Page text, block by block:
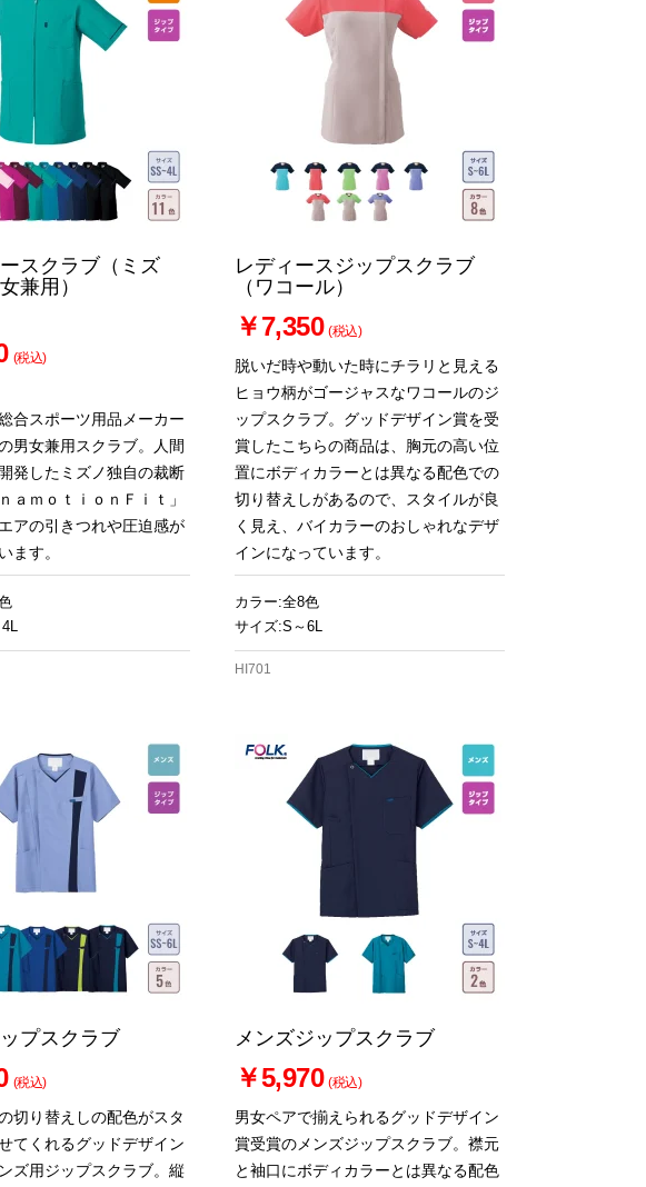
スクラブ（ミズ
兼用）
(税込)
合スポーツ用品メーカー
男女兼用スクラブ。人間
発したミズノ独自の裁断
ａｍｏｔｉｏｎＦｉｔ」
アの引きつれや圧迫感が
ます。
レディースジップスクラブ
（ワコール）
￥7,350 (税込)
脱いだ時や動いた時にチラリと見える
ヒョウ柄がゴージャスなワコールのジ
ップスクラブ。グッドデザイン賞を受
賞したこちらの商品は、胸元の高い位
置にボディカラーとは異なる配色での
切り替えしがあるので、スタイルが良
く見え、バイカラーのおしゃれなデザ
インになっています。
カラー:全8色
サイズ:S～6L
HI701
プスクラブ
(税込)
切り替えしの配色がスタ
てくれるグッドデザイン
ズ用ジップスクラブ。縦
メンズジップスクラブ
￥5,970 (税込)
男女ペアで揃えられるグッドデザイン
賞受賞のメンズジップスクラブ。襟元
と袖口にボディカラーとは異なる配色